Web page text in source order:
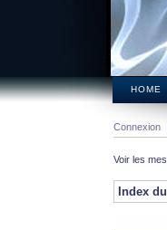
HOME
Connexion
Voir les
Index